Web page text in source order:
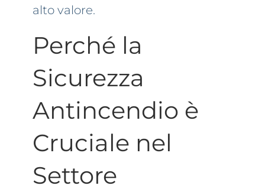
alto valore.
Perché la
Sicurezza
Antincendio è
Cruciale nel
Settore